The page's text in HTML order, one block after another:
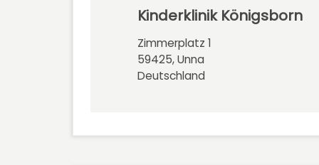
Kinderklinik Königsborn
Zimmerplatz 1
59425, Unna
Deutschland